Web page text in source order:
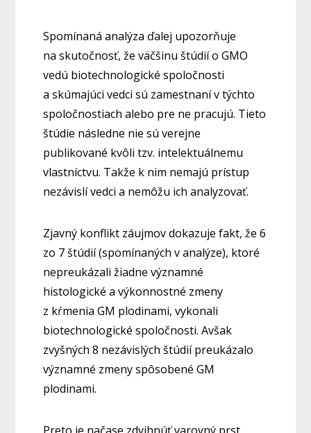
Spomínaná analýza ďalej upozorňuje
na skutočnosť, že väčšinu štúdií o GMO
vedú biotechnologické spoločnosti
a skúmajúci vedci sú zamestnaní v týchto
spoločnostiach alebo pre ne pracujú. Tieto
štúdie následne nie sú verejne
publikované kvôli tzv. intelektuálnemu
vlastníctvu. Takže k nim nemajú prístup
nezávislí vedci a nemôžu ich analyzovať.
Zjavný konflikt záujmov dokazuje fakt, že 6
zo 7 štúdií (spomínaných v analýze), ktoré
nepreukázali žiadne významné
histologické a výkonnostné zmeny
z kŕmenia GM plodinami, vykonali
biotechnologické spoločnosti. Avšak
zvyšných 8 nezávislých štúdií preukázalo
významné zmeny spôsobené GM
plodinami.